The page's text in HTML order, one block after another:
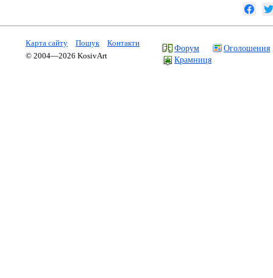
Карта сайту Пошук
Контакти
© 2004—2026 KosivArt
Форум
Оголошення
Крамниця